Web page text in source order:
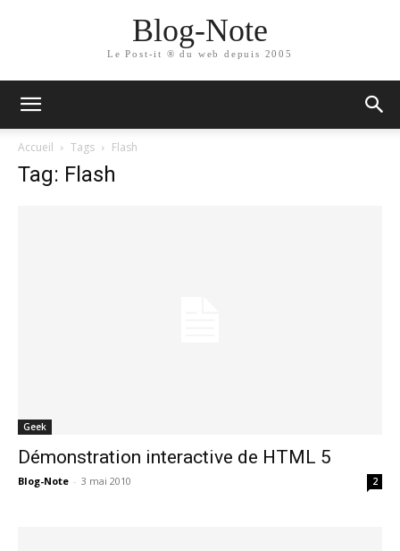
Blog-Note
Le Post-it ® du web depuis 2005
Accueil Tags Flash
Tag: Flash
Geek
Démonstration interactive de HTML 5
Blog-Note - 3 mai 2010 2